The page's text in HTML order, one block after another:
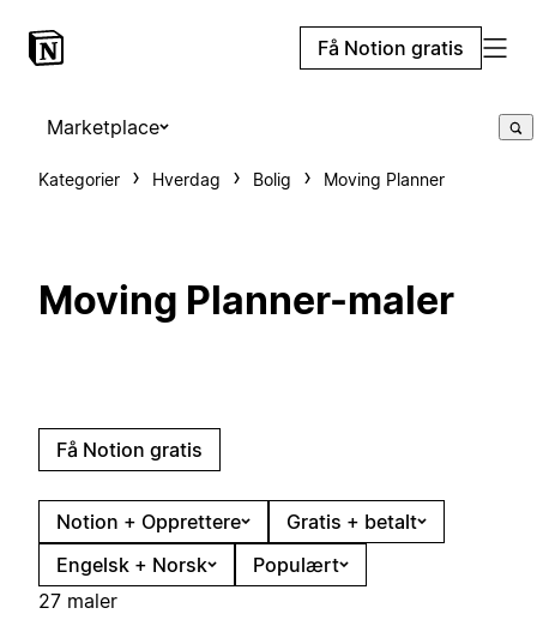
Få Notion gratis
Marketplace
Kategorier Hverdag Bolig Moving Planner
Moving Planner-maler
Få Notion gratis
Notion + Opprettere
Gratis + betalt
Engelsk + Norsk
Populært
27 maler